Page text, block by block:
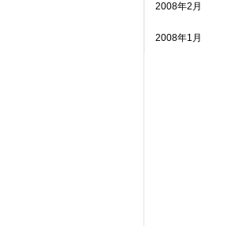
2008年2月
2008年1月